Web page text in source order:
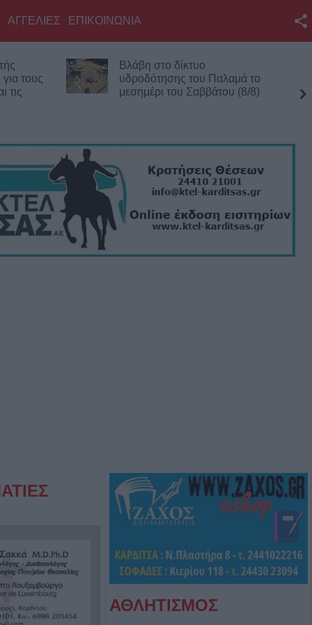
Twitter
YouTube
Επικοινωνία με το
ΑΓΓΕΛΙΕΣ ΕΠΙΚΟΙΝΩΝΙΑ
τους
τις
Βλάβη στο δίκτυο
υδροδότησης του Παλαμά το
μεσημέρι του Σαββάτου (8/8)
ΑΘΛΗΤΙΣΜΟΣ